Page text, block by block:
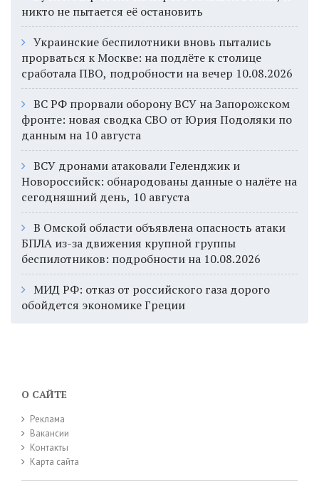
никто не пытается её остановить
Украинские беспилотники вновь пытались
прорваться к Москве: на подлёте к столице
сработала ПВО, подробности на вечер 10.08.2026
ВС РФ прорвали оборону ВСУ на Запорожском
фронте: новая сводка СВО от Юрия Подоляки по
данным на 10 августа
ВСУ дронами атаковали Геленджик и
Новороссийск: обнародованы данные о налёте на
сегодняшний день, 10 августа
В Омской области объявлена опасность атаки
БПЛА из-за движения крупной группы
беспилотников: подробности на 10.08.2026
МИД РФ: отказ от российского газа дорого
обойдется экономике Греции
О САЙТЕ
Реклама
Вакансии
Контакты
Карта сайта